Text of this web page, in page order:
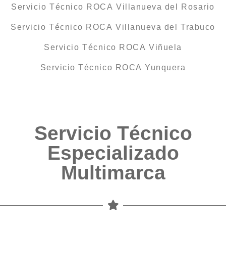
Servicio Técnico ROCA Villanueva del Rosario
Servicio Técnico ROCA Villanueva del Trabuco
Servicio Técnico ROCA Viñuela
Servicio Técnico ROCA Yunquera
Servicio Técnico
Especializado
Multimarca